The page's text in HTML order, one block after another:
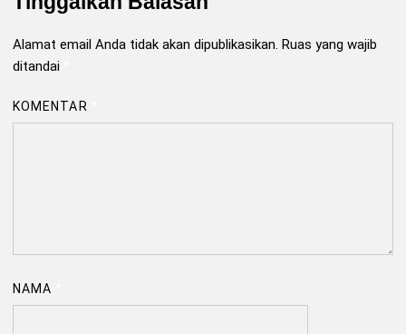
Alamat email Anda tidak akan dipublikasikan. Ruas yang wajib
ditandai
KOMENTAR
NAMA